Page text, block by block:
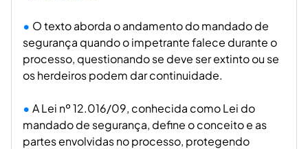
O texto aborda o andamento do mandado de
segurança quando o impetrante falece durante o
processo, questionando se deve ser extinto ou se
os herdeiros podem dar continuidade.
A Lei nº 12.016/09, conhecida como Lei do
mandado de segurança, define o conceito e as
partes envolvidas no processo, protegendo